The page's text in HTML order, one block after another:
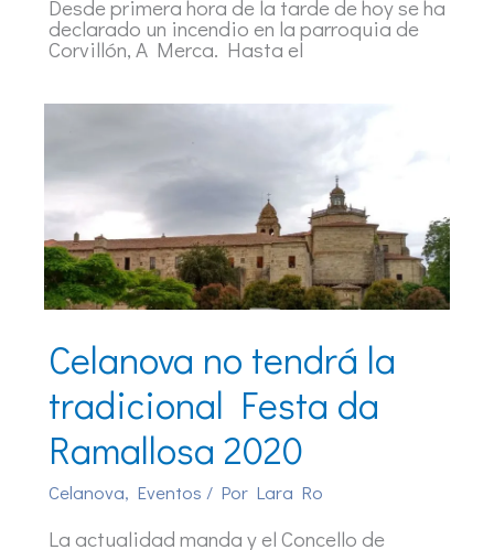
Desde primera hora de la tarde de hoy se ha
declarado un incendio en la parroquia de
Corvillón, A Merca. Hasta el
Celanova no tendrá la
tradicional Festa da
Ramallosa 2020
Celanova, Eventos / Por Lara Ro
La actualidad manda y el Concello de